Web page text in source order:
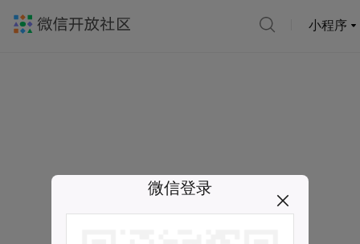
小程序
微信登录